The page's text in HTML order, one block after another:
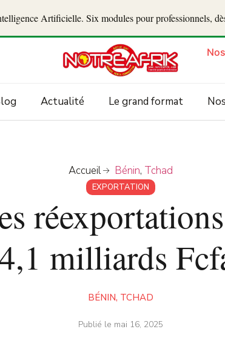
Artificielle. Six modules pour professionnels,
Actualité Le grand format
Accueil Bénin, Tchad
EXPORTATION
milliards
BÉNIN, TCHAD
Publié le mai 16, 2025